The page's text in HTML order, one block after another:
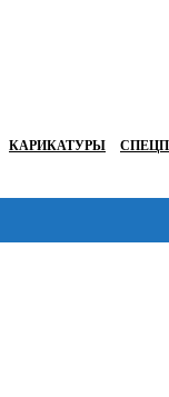
КАРИКАТУРЫ